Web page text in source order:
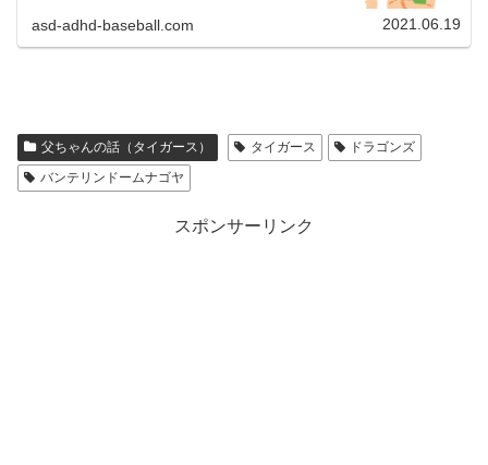
asd-adhd-baseball.com 2021.06.19
父ちゃんの話（タイガース） タイガース
ドラゴンズ
バンテリンドームナゴヤ
スポンサーリンク